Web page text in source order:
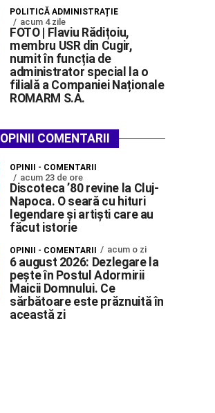
POLITICĂ ADMINISTRAȚIE
acum 4 zile
FOTO | Flaviu Rădițoiu,
membru USR din Cugir,
numit în funcția de
administrator special la o
filială a Companiei Naționale
ROMARM S.A.
OPINII COMENTARII
OPINII - COMENTARII
acum 23 de ore
Discoteca ’80 revine la Cluj-
Napoca. O seară cu hituri
legendare și artiști care au
făcut istorie
OPINII - COMENTARII acum o zi
6 august 2026: Dezlegare la
pește în Postul Adormirii
Maicii Domnului. Ce
sărbătoare este prăznuită în
această zi